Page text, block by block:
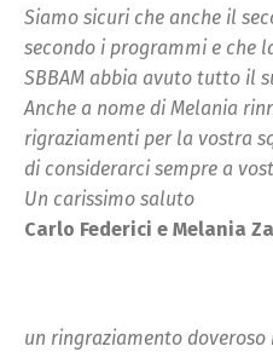
Siamo sicuri che anche il
secondo i programmi e che
SBBAM abbia avuto tutto il
Anche a nome di Melania
rigraziamenti per la vostra
di considerarci sempre a
Un carissimo saluto
Carlo Federici e Melania
un ringraziamento